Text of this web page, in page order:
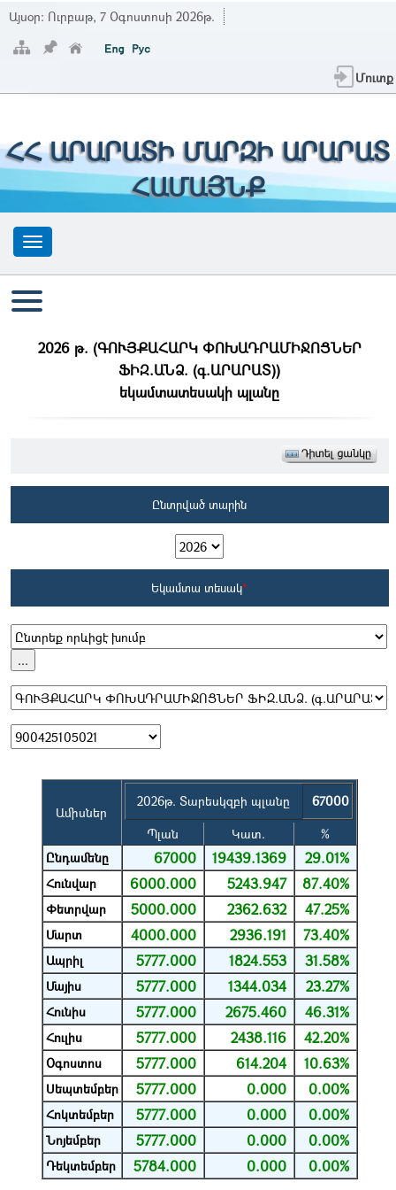
Այսօր: Ուրբաթ, 7 Օգոստոսի 2026թ.
Մուտք
ՀՀ ԱՐԱՐԱՏԻ ՄԱՐԶԻ ԱՐԱՐԱՏ
ՀԱՄԱՅՆՔ
2026 թ. (ԳՈՒՅՔԱՀԱՐԿ ՓՈԽԱԴՐԱՄԻՋՈՑՆԵՐ
ՖԻԶ.ԱՆՁ. (գ.ԱՐԱՐԱՏ))
եկամտատեսակի պլանը
Ընտրված տարին
Եկամտա տեսակ*
Ամիսներ
2026թ. Տարեսկզբի պլանը
67000
Պլան
Կատ.
%
Ընդամենը
67000 19439.1369 29.01%
Հունվար 6000.000 5243.947 87.40%
Փետրվար 5000.000 2362.632 47.25%
Մարտ 4000.000 2936.191 73.40%
Ապրիլ 5777.000 1824.553 31.58%
Մայիս 5777.000 1344.034 23.27%
Հունիս 5777.000 2675.460 46.31%
Հուլիս 5777.000 2438.116 42.20%
Օգոստոս 5777.000 614.204 10.63%
Սեպտեմբեր 5777.000 0.000 0.00%
Հոկտեմբեր 5777.000 0.000 0.00%
Նոյեմբեր 5777.000 0.000 0.00%
Դեկտեմբեր 5784.000 0.000 0.00%